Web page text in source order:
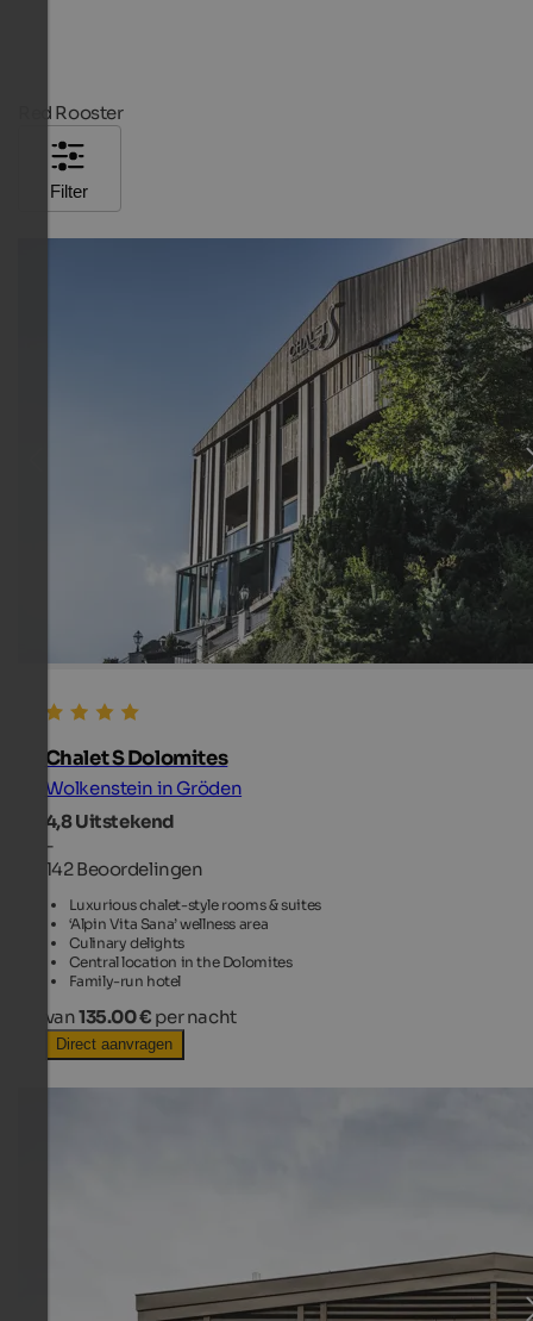
Red Rooster
Filter
Chalet S Dolomites
Wolkenstein in Gröden
4,8Uitstekend
-
142 Beoordelingen
Luxurious chalet-style rooms & suites
‘Alpin Vita Sana’ wellness area
Culinary delights
Central location in the Dolomites
Family-run hotel
van135.00 € per nacht
Direct aanvragen